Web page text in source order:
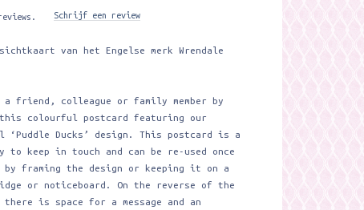
Schrijf een review
van het Engelse merk Wrendale
a friend, colleague or family member by
this colourful postcard featuring our
‘Puddle Ducks’ design. This postcard is a
to keep in touch and can be re-used once
by framing the design or keeping it on a
or noticeboard. On the reverse of the
there is space for a message and an